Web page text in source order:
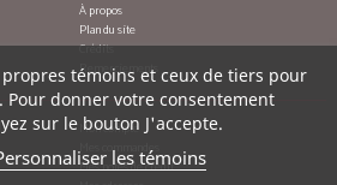
À propos
Plan du site
Crédits
Remerciements
Mon compte
Mes commandes
Mes notes de crédit
témoins et ceux de tiers pour
Pour donner votre consentement
sur le bouton J'accepte.
les témoins